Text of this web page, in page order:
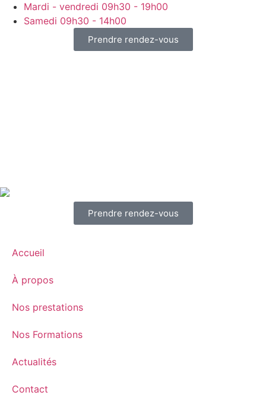
Mardi - vendredi 09h30 - 19h00
Samedi 09h30 - 14h00
Prendre rendez-vous
Prendre rendez-vous
Accueil
À propos
Nos prestations
Nos Formations
Actualités
Contact